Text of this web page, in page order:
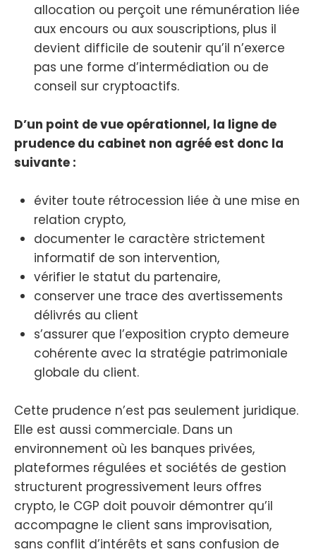
allocation ou perçoit une rémunération liée
aux encours ou aux souscriptions, plus il
devient difficile de soutenir qu’il n’exerce
pas une forme d’intermédiation ou de
conseil sur cryptoactifs.
D’un point de vue opérationnel, la ligne de
prudence du cabinet non agréé est donc la
suivante :
éviter toute rétrocession liée à une mise en
relation crypto,
documenter le caractère strictement
informatif de son intervention,
vérifier le statut du partenaire,
conserver une trace des avertissements
délivrés au client
s’assurer que l’exposition crypto demeure
cohérente avec la stratégie patrimoniale
globale du client.
Cette prudence n’est pas seulement juridique.
Elle est aussi commerciale. Dans un
environnement où les banques privées,
plateformes régulées et sociétés de gestion
structurent progressivement leurs offres
crypto, le CGP doit pouvoir démontrer qu’il
accompagne le client sans improvisation,
sans conflit d’intérêts et sans confusion de